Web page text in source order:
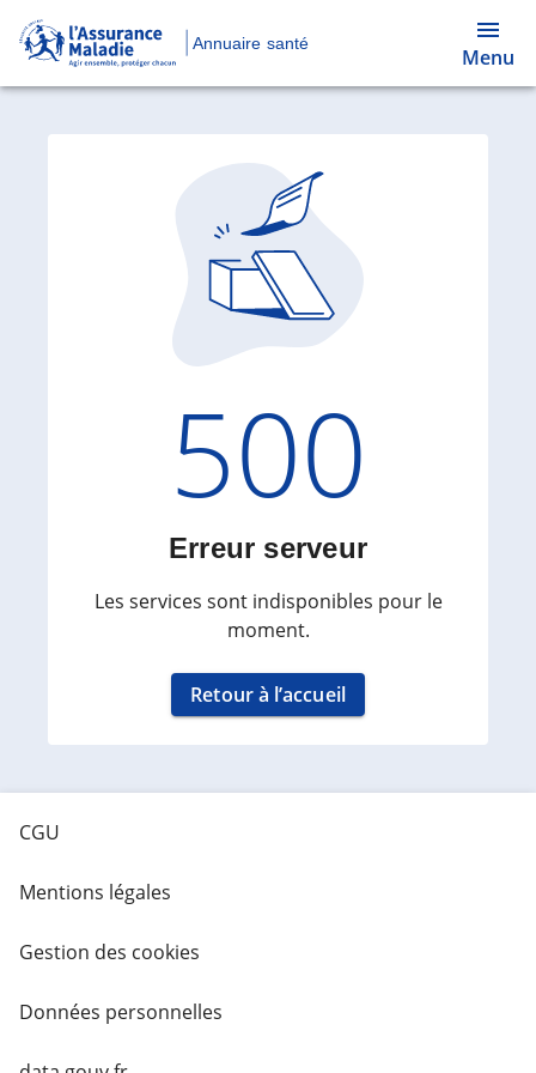
Annuaire santé
Menu
Code
500
Erreur serveur
Les services sont indisponibles pour le
moment.
Retour à l’accueil
CGU
Mentions légales
Gestion des cookies
Données personnelles